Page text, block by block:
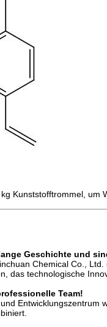
Kunststofftrommel, um
Geschichte und
Chemical Co.,
das technologische
Team!
Entwicklungszentrum